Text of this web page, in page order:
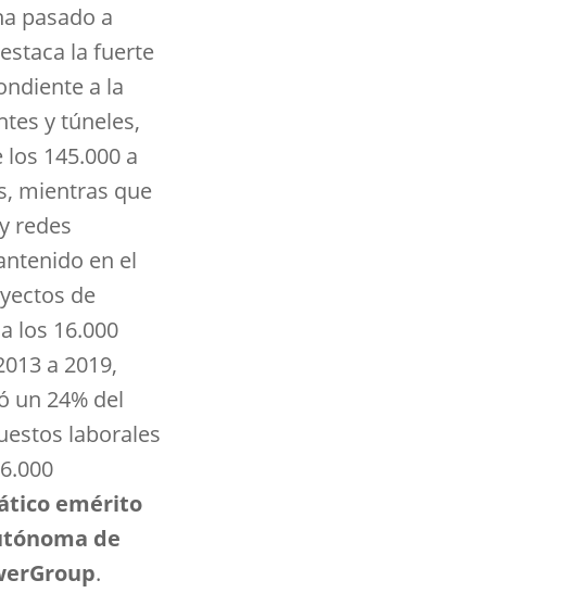
pasado a
la fuerte
a la
y túneles,
145.000 a
mientras que
redes
en el
de
los 16.000
a 2019,
un 24% del
laborales
emérito
de
.